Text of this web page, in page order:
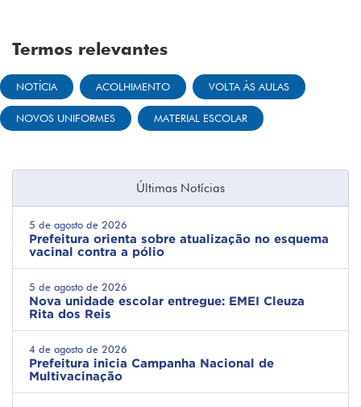
Termos relevantes
NOTÍCIA ACOLHIMENTO VOLTA ÀS AULAS
NOVOS UNIFORMES MATERIAL ESCOLAR
Últimas Notícias
5 de agosto de 2026
Prefeitura orienta sobre atualização no esquema
vacinal contra a pólio
5 de agosto de 2026
Nova unidade escolar entregue: EMEI Cleuza
Rita dos Reis
4 de agosto de 2026
Prefeitura inicia Campanha Nacional de
Multivacinação